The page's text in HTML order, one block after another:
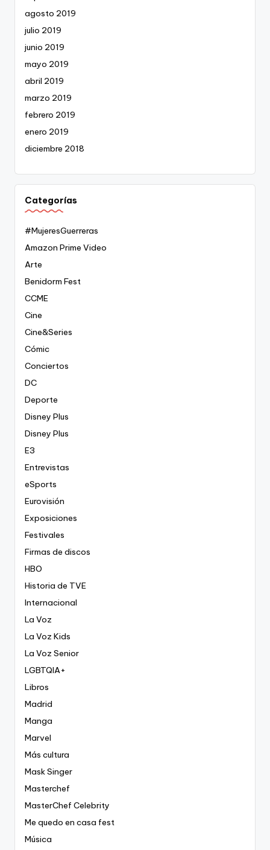
agosto 2019
julio 2019
junio 2019
mayo 2019
abril 2019
marzo 2019
febrero 2019
enero 2019
diciembre 2018
Categorías
#MujeresGuerreras
Amazon Prime Video
Arte
Benidorm Fest
CCME
Cine
Cine&Series
Cómic
Conciertos
DC
Deporte
Disney Plus
Disney Plus
E3
Entrevistas
eSports
Eurovisión
Exposiciones
Festivales
Firmas de discos
HBO
Historia de TVE
Internacional
La Voz
La Voz Kids
La Voz Senior
LGBTQIA+
Libros
Madrid
Manga
Marvel
Más cultura
Mask Singer
Masterchef
MasterChef Celebrity
Me quedo en casa fest
Música